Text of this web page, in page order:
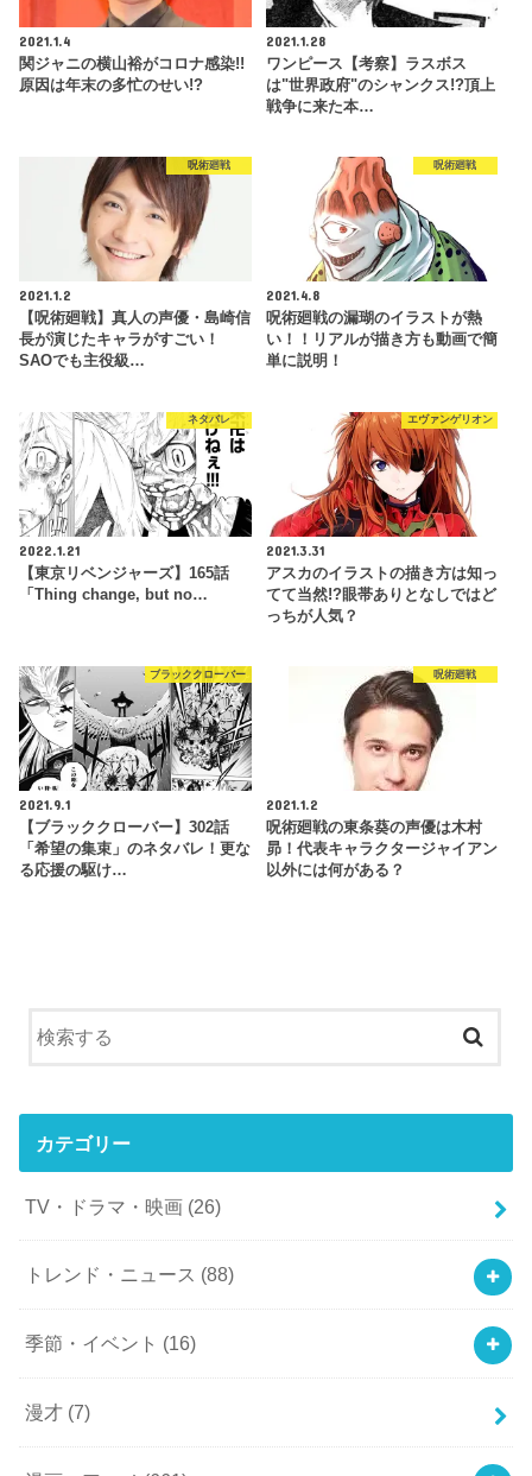
2021.1.4
関ジャニの横山裕がコロナ感染!!
原因は年末の多忙のせい!?
2021.1.28
ワンピース【考察】ラスボス
は"世界政府"のシャンクス!?頂上
戦争に来た本…
呪術廻戦
2021.1.2
【呪術廻戦】真人の声優・島崎信
長が演じたキャラがすごい！
SAOでも主役級…
呪術廻戦
2021.4.8
呪術廻戦の漏瑚のイラストが熱
い！！リアルが描き方も動画で簡
単に説明！
ネタバレ
2022.1.21
【東京リベンジャーズ】165話
「Thing change, but no…
エヴァンゲリオン
2021.3.31
アスカのイラストの描き方は知っ
てて当然!?眼帯ありとなしではど
っちが人気？
ブラッククローバー
2021.9.1
【ブラッククローバー】302話
「希望の集束」のネタバレ！更な
る応援の駆け…
呪術廻戦
2021.1.2
呪術廻戦の東条葵の声優は木村
昴！代表キャラクタージャイアン
以外には何がある？
カテゴリー
TV・ドラマ・映画 (26)
トレンド・ニュース (88)
季節・イベント (16)
漫才 (7)